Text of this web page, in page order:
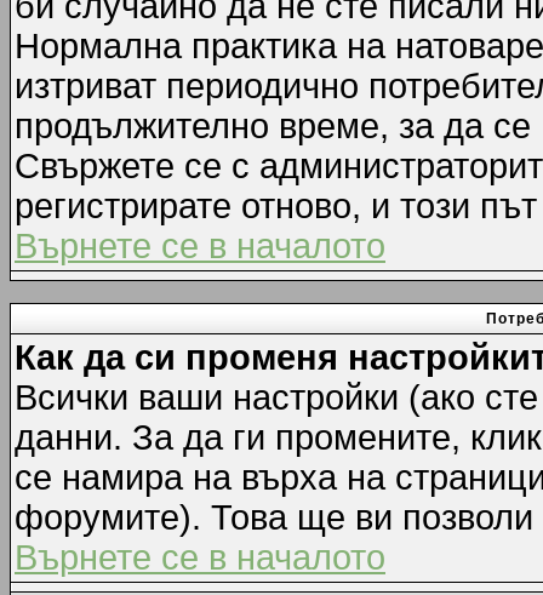
Нормална практика на
изтриват периодично
продължително време, за да
Свържете се с
регистрирате отново, и този
Върнете се в началото
Как да си променя
Всички ваши настройки (ако
данни. За да ги промените,
се намира на върха на
форумите). Това ще ви позволи
Върнете се в началото